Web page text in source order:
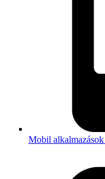
Mobil alkalmazások